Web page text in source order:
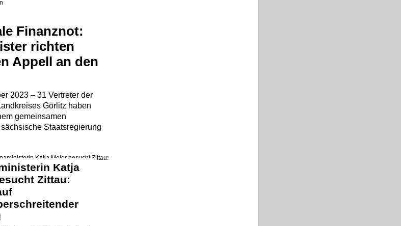
Finanznot:
richten
Appell an den
2023 – 31 Vertreter der
Görlitz haben
gemeinsamen
Staatsregierung
Katja
Zittau: